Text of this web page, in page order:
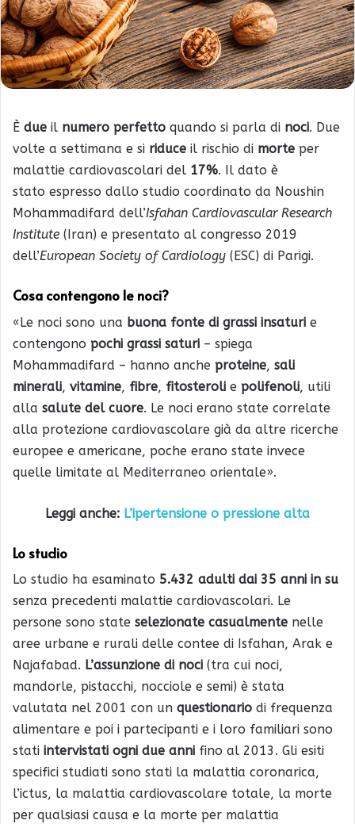
È due il numero perfetto quando si parla di noci. Due
volte a settimana e si riduce il rischio di morte per
malattie cardiovascolari del 17%. Il dato è
stato espresso dallo studio coordinato da Noushin
Mohammadifard dell’Isfahan Cardiovascular Research
Institute (Iran) e presentato al congresso 2019
dell’European Society of Cardiology (ESC) di Parigi.
Cosa contengono le noci?
«Le noci sono una buona fonte di grassi insaturi e
contengono pochi grassi saturi – spiega
Mohammadifard – hanno anche proteine, sali
minerali, vitamine, fibre, fitosteroli e polifenoli, utili
alla salute del cuore. Le noci erano state correlate
alla protezione cardiovascolare già da altre ricerche
europee e americane, poche erano state invece
quelle limitate al Mediterraneo orientale».
Leggi anche: L’ipertensione o pressione alta
Lo studio
Lo studio ha esaminato 5.432 adulti dai 35 anni in su
senza precedenti malattie cardiovascolari. Le
persone sono state selezionate casualmente nelle
aree urbane e rurali delle contee di Isfahan, Arak e
Najafabad. L’assunzione di noci (tra cui noci,
mandorle, pistacchi, nocciole e semi) è stata
valutata nel 2001 con un questionario di frequenza
alimentare e poi i partecipanti e i loro familiari sono
stati intervistati ogni due anni fino al 2013. Gli esiti
specifici studiati sono stati la malattia coronarica,
l’ictus, la malattia cardiovascolare totale, la morte
per qualsiasi causa e la morte per malattia